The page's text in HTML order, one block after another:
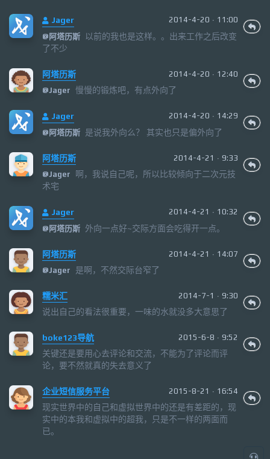
Jager
2014-4-20 · 11:00
@ 阿塔历斯
以前的我也是这样。。出来工作之后改变
了不少
阿塔历斯
2014-4-20 · 12:40
@Jager 慢慢的锻炼吧，有点外向了
Jager
2014-4-20 · 14:29
@ 阿塔历斯 是说我外向么？ 其实也只是偏外向了
阿塔历斯
2014-4-21 · 9:33
@Jager
啊，我说自己呢，所以比较倾向于二次元技
术宅
Jager
2014-4-21 · 10:32
@ 阿塔历斯 外向一点好~交际方面会吃得开一点。
阿塔历斯
2014-4-21 · 14:07
@Jager 是啊，不然交际台窄了
糯米汇 2014-7-1 · 9:30
说出自己的看法很重要，一味的水就没多大意思了
boke123导航 2015-6-8 · 9:52
关键还是要用心去评论和交流，不能为了评论而评
论，要不然就真的失去意义了
企业短信服务平台 2015-8-21 · 16:54
现实世界中的自己和虚拟世界中的还是有差距的，现
实中的本我和虚拟中的超我，只是不一样的两面而
已。